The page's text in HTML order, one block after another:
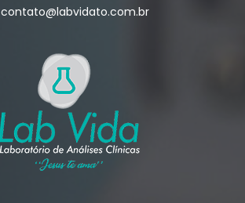
contato@labvidato.com.br